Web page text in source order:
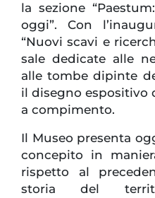
la sezione
oggi”. Con
“Nuovi scavi e
sale dedicate alle
alle tombe dipinte
il disegno espositivo
a compimento.
Il Museo presenta
concepito in
rispetto al
storia del